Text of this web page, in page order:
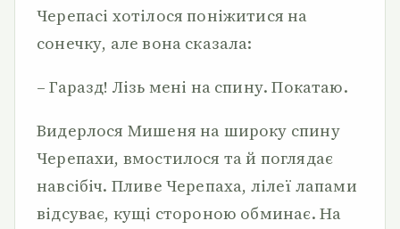
Черепасі хотілося поніжитися на
сонечку, але вона сказала:
– Гаразд! Лізь мені на спину. Покатаю.
Видерлося Мишеня на широку спину
Черепахи, вмостилося та й поглядає
навсібіч. Пливе Черепаха, лілеї лапами
відсуває, кущі стороною обминає. На